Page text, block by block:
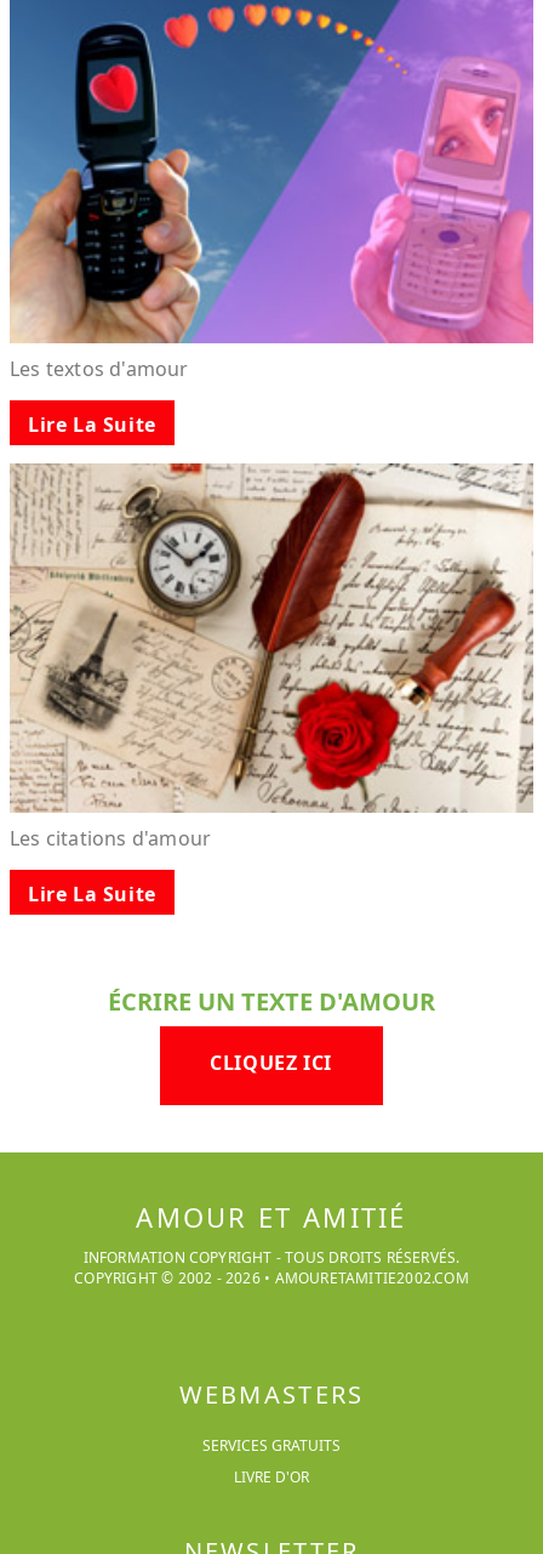
Les textos d'amour
Lire La Suite
Les citations d'amour
Lire La Suite
ÉCRIRE UN TEXTE D'AMOUR
CLIQUEZ ICI
AMOUR ET AMITIÉ
INFORMATION COPYRIGHT - TOUS DROITS RÉSERVÉS.
COPYRIGHT © 2002 -2026• AMOURETAMITIE2002.COM
WEBMASTERS
SERVICES GRATUITS
LIVRE D'OR